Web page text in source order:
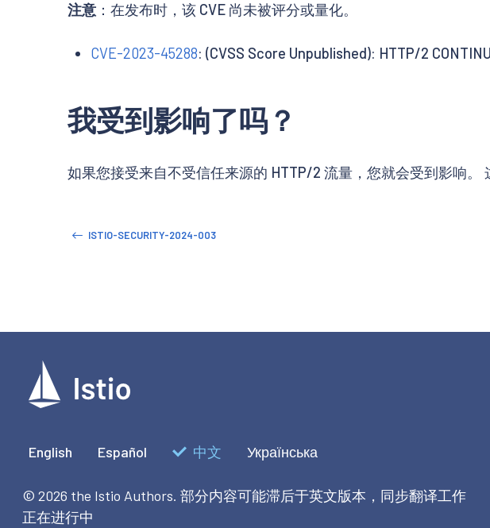
注意 ：在发布时，该 CVE 尚未被评分或量化。
CVE-2023-45288: (CVSS Score Unpublished): HTTP/2
我受到影响了吗？
如果您接受来自不受信任来源的 HTTP/2 流量，您就会受到影响
ISTIO-SECURITY-2024-003
English Español 中文 Українська
© 2026 the Istio Authors. 部分内容可能滞后于英文版本，同步翻译工作
正在进行中